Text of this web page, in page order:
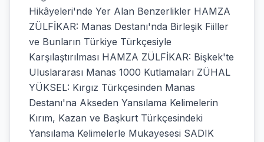
Hikâyeleri'nde Yer Alan Benzerlikler HAMZA
ZÜLFİKAR: Manas Destanı'nda Birleşik Fiiller
ve Bunların Türkiye Türkçesiyle
Karşılaştırılması HAMZA ZÜLFİKAR: Bişkek'te
Uluslararası Manas 1000 Kutlamaları ZÜHAL
YÜKSEL: Kırgız Türkçesinden Manas
Destanı'na Akseden Yansılama Kelimelerin
Kırım, Kazan ve Başkurt Türkçesindeki
Yansılama Kelimelerle Mukayesesi SADIK